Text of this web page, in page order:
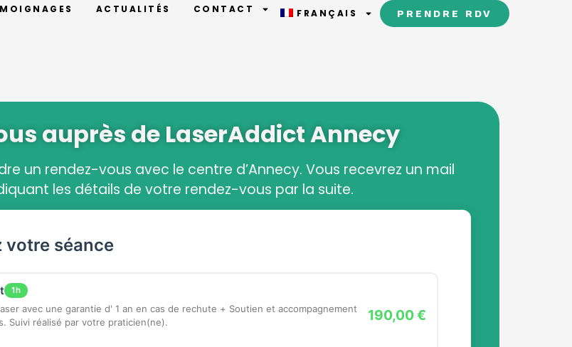
ACTUALITÉS CONTACT FRANÇAIS PRENDRE RDV
auprès de LaserAddict Annecy
un rendez-vous avec le centre d’Annecy. Vous recevrez un mail
les détails de votre rendez-vous par la suite.
votre séance
1h
d' 1 an en cas de rechute + Soutien et accompagnement
Suivi réalisé par votre praticien(ne).
190,00 €